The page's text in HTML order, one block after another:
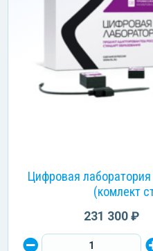
Цифровая
(комлект
231 300 ₽